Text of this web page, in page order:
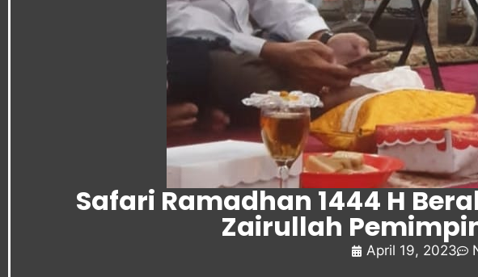
Safari Ramadhan 1444 H
Zairullah
April 19, 2023